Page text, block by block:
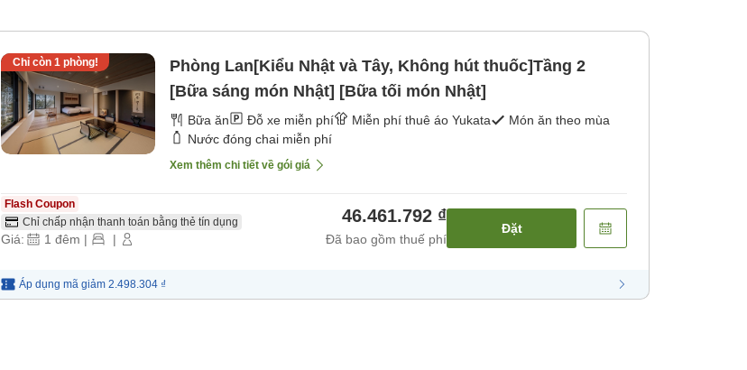
Chỉ còn 1phòng!
Phòng Lan[Kiểu Nhật và Tây, Không hút thuốc]Tầng 2
[Bữa sáng món Nhật] [Bữa tối món Nhật]
Bữa ăn Đỗ xe miễn phí Miễn phí thuê áo Yukata
Món ăn theo mùa
Nước đóng chai miễn phí
Xem thêm chi tiết về gói giá
Flash Coupon
Chỉ chấp nhận thanh toán bằng thẻ tín dụng
Giá: 1 đêm | |
46.461.792 ₫
Đã bao gồm thuế phí
Đặt
Áp dụng mã giảm 2.498.304 ₫